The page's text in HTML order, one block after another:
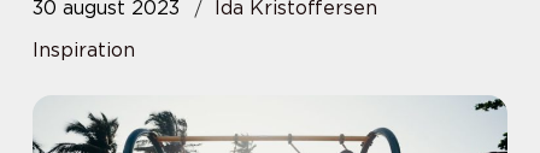
30 august 2023
Ida Kristoffersen
Inspiration